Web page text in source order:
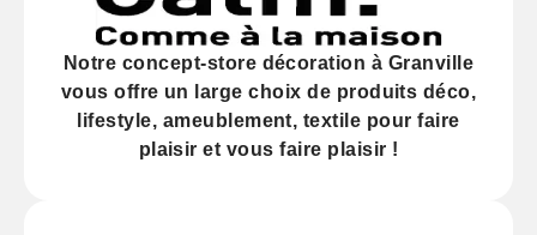
Notre concept-store décoration à Granville
vous offre un large choix de produits déco,
lifestyle, ameublement, textile pour faire
plaisir et vous faire plaisir !